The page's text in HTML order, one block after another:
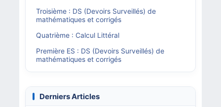
Troisième : DS (Devoirs Surveillés) de
mathématiques et corrigés
Quatrième : Calcul Littéral
Première ES : DS (Devoirs Surveillés) de
mathématiques et corrigés
Derniers Articles